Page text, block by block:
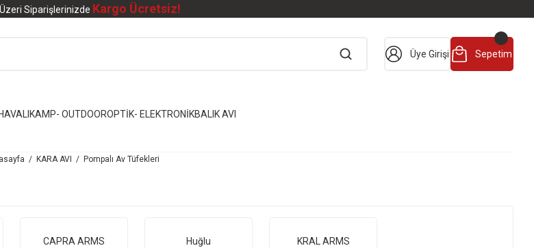
Siparişlerinizde Kargo Ücretsiz!
Üye Girişi Sepetim
KAMP- OUTDOOROPTİK- ELEKTRONİKBALIK AVI
KARA AVI Pompalı Av Tüfekleri
CAPRA ARMS Huğlu KRAL ARMS